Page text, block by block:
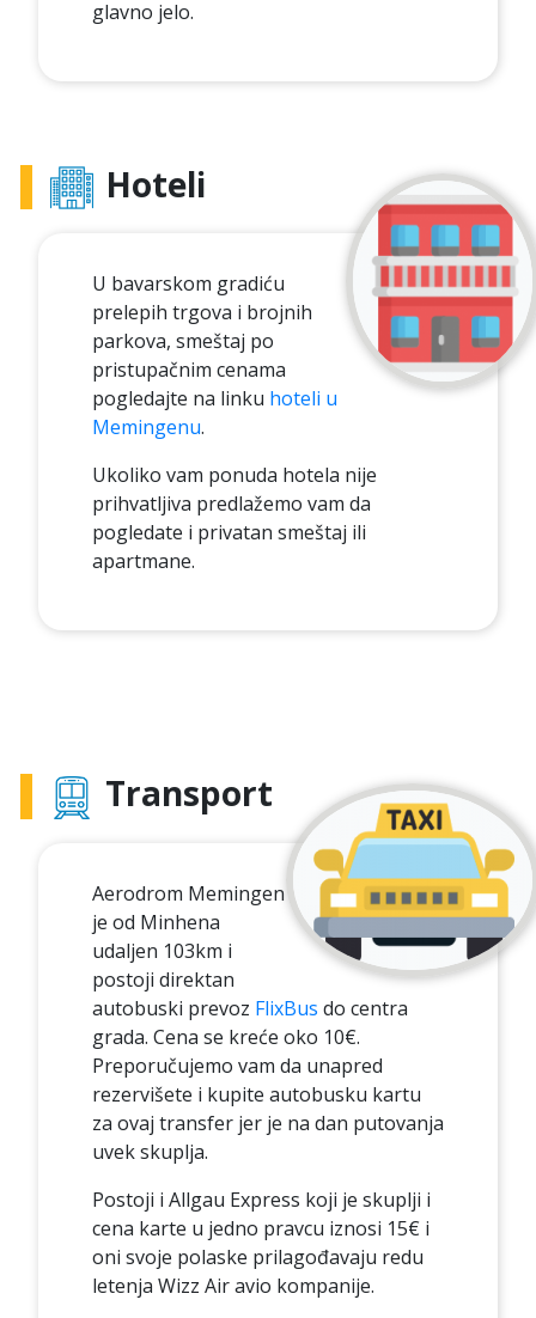
glavno jelo.
Hoteli
U bavarskom gradiću
prelepih trgova i brojnih
parkova, smeštaj po
pristupačnim cenama
pogledajte na linku hoteli u
Memingenu.
Ukoliko vam ponuda hotela nije
prihvatljiva predlažemo vam da
pogledate i privatan smeštaj ili
apartmane.
Transport
Aerodrom Memingen
je od Minhena
udaljen 103km i
postoji direktan
autobuski prevoz FlixBus do centra
grada. Cena se kreće oko 10€.
Preporučujemo vam da unapred
rezervišete i kupite autobusku kartu
za ovaj transfer jer je na dan putovanja
uvek skuplja.
Postoji i Allgau Express koji je skuplji i
cena karte u jedno pravcu iznosi 15€ i
oni svoje polaske prilagođavaju redu
letenja Wizz Air avio kompanije.